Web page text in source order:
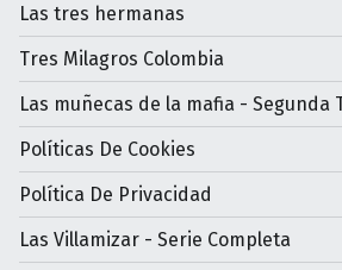
Las tres hermanas
Tres Milagros Colombia
Las muñecas de la mafia - Segunda
Políticas De Cookies
Política De Privacidad
Las Villamizar - Serie Completa